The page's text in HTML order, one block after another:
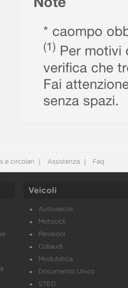
* caompo
(1) Per motivi
verifica che
Fai
senza spazi.
e circolari Assistenza Faq
Veicoli
Autoveicoli
Motocicli
Revisioni
Collaudi
Modulistica
Documento Unico
STED